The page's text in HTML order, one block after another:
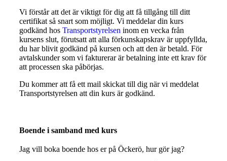
Vi förstår att det är viktigt för dig att få tillgång till ditt
certifikat så snart som möjligt. Vi meddelar din kurs
godkänd hos Transportstyrelsen inom en vecka från
kursens slut, förutsatt att alla förkunskapskrav är uppfyllda,
du har blivit godkänd på kursen och att den är betald. För
avtalskunder som vi fakturerar är betalning inte ett krav för
att processen ska påbörjas.
Du kommer att få ett mail skickat till dig när vi meddelat
Transportstyrelsen att din kurs är godkänd.
Boende i samband med kurs
Jag vill boka boende hos er på Öckerö, hur gör jag?